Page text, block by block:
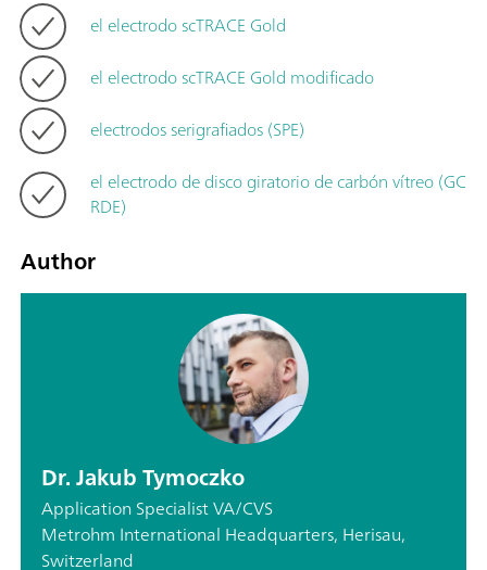
el electrodo scTRACE Gold
el electrodo scTRACE Gold modificado
electrodos serigrafiados (SPE)
el electrodo de disco giratorio de carbón vítreo (GC
RDE)
Author
Dr. Jakub Tymoczko
Application Specialist VA/CVS
Metrohm International Headquarters, Herisau,
Switzerland